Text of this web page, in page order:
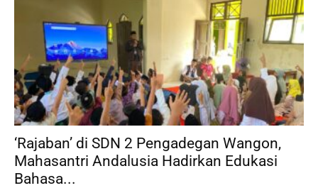
‘Rajaban’ di SDN 2 Pengadegan Wangon,
Mahasantri Andalusia Hadirkan Edukasi
Bahasa...